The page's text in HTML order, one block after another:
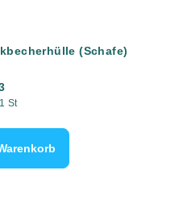
(Schafe)
St